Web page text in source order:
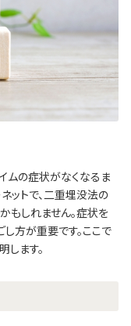
ムの症状がなくなるま
ットで、二重埋没法の
もしれません。症状を
方が重要です。ここで
します。